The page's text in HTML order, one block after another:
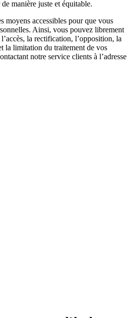
manière juste et équitable.
moyens accessibles pour que vous
Ainsi, vous pouvez librement
la rectification, l’opposition, la
la limitation du traitement de vos
notre service clients à l’adresse